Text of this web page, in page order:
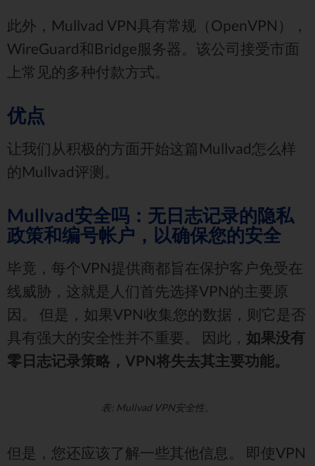
此外，Mullvad VPN具有常规（OpenVPN），
WireGuard和Bridge服务器。该公司接受市面
上常见的多种付款方式。
优点
让我们从积极的方面开始这篇Mullvad怎么样
的Mullvad评测。
Mullvad安全吗：无日志记录的隐私
政策和编号帐户，以确保您的安全
毕竟，每个VPN提供商都旨在保护客户免受在
线威胁，这就是人们首先选择VPN的主要原
因。 但是，如果VPN收集您的数据，则它是否
具有强大的安全性并不重要。 因此， 如果没有
零日志记录策略，VPN将失去其主要功能。
表: Mullvad VPN安全性。
但是，您还应该了解一些其他信息。 即使VPN